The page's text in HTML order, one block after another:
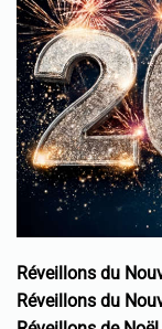
Réveillons du
Réveillons du